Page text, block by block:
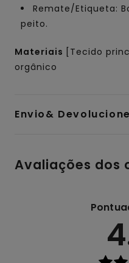
Remate/Etiqueta:
peito.
Materiais [Tecido
orgânico
Envio&
Avaliações dos